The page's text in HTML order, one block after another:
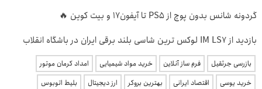
گردونه شانس بدون پوچ از PS5 تا آیفون17 و بیت کوین 🔥
بازدید از IM LS7 لوکس ترین شاسی بلند برقی ایران در باشگاه انقلاب
بازرسی جرثقیل فرم ساز آنلاین خرید مواد شیمیایی
امداد کرمان موتور
خرید یوسی
اقتصاد ایرانی بهترین بروکر ارز دیجیتال بلیط اتوبوس